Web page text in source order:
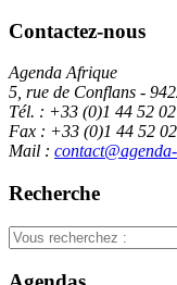
Contactez-nous
Agenda Afrique
5, rue de Conflans -
Tél. : +33 (0)1 44 52
Fax : +33 (0)1 44 52
Mail :
Recherche